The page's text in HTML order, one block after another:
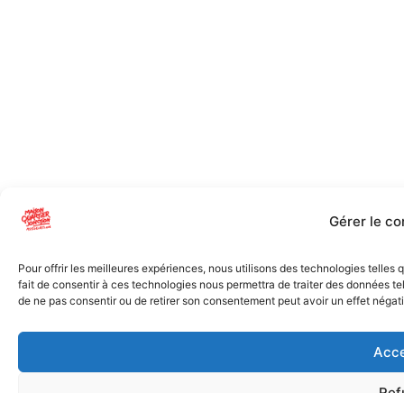
Gérer le
Pour offrir les meilleures expériences, nous utilisons des technologies
fait de consentir à ces technologies nous permettra de traiter des données
de ne pas consentir ou de retirer son consentement peut avoir un effet